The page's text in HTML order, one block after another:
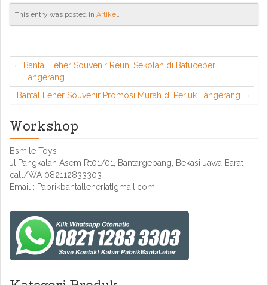
This entry was posted in Artikel.
Bantal Leher Souvenir Reuni Sekolah di Batuceper
Tangerang
Bantal Leher Souvenir Promosi Murah di Periuk Tangerang
Workshop
Bsmile Toys
Jl.Pangkalan Asem Rt01/01, Bantargebang, Bekasi Jawa Barat
call/WA 082112833303
Email : Pabrikbantalleher[at]gmail.com